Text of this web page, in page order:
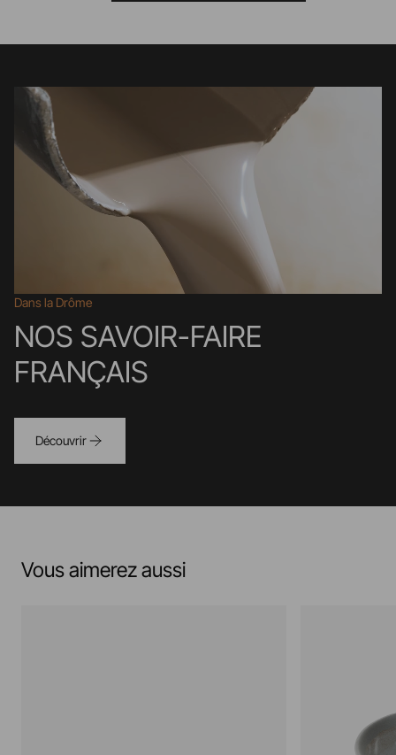
Dans la Drôme
NOS SAVOIR-FAIRE
FRANÇAIS
Découvrir
Vous aimerez aussi